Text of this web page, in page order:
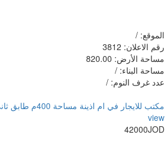
الموقع: /
رقم الاعلان: 3812
مساحة الأرض: 820.00
مساحة البناء: /
عدد غرف النوم: /
مكتب للايجار في ام اذينة مساحة 400م طابق ثاني موقع مميز واصل جميع الخدمات
view
42000JOD